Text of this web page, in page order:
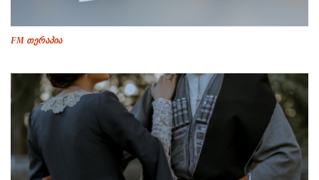
FM თერაპია